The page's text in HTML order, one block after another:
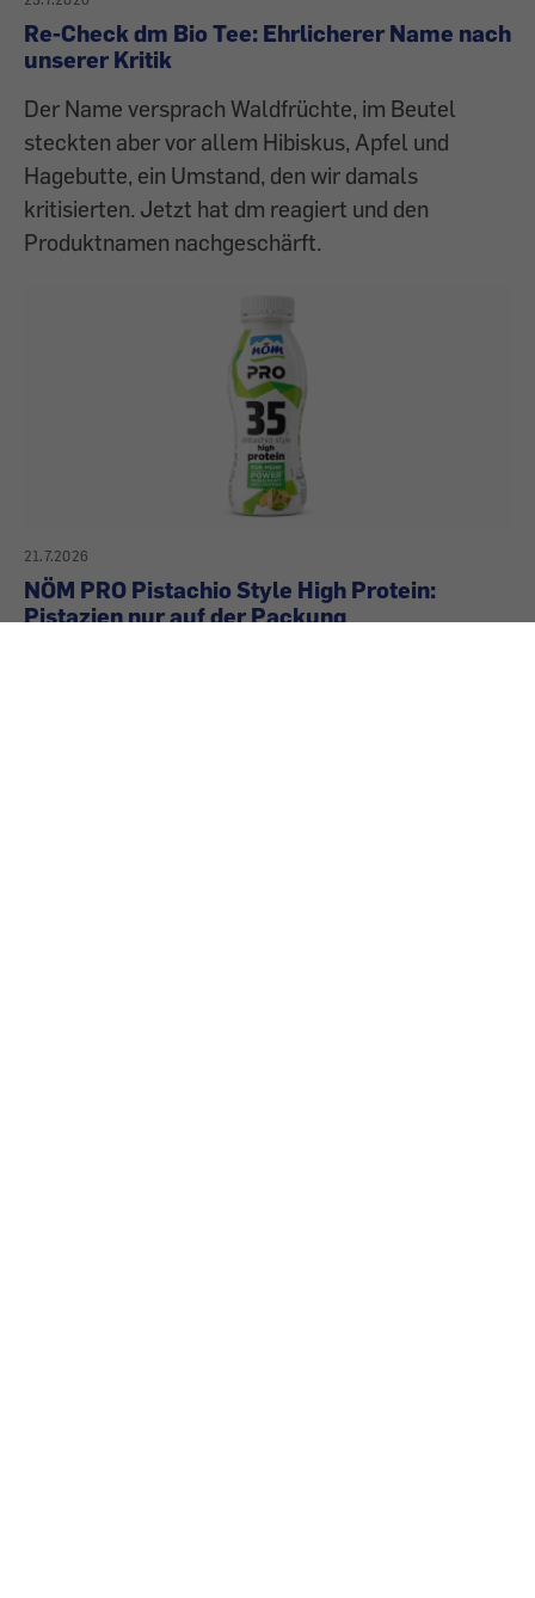
Re-Check dm Bio Tee: Ehrlicherer Name nach
unserer Kritik
Der Name versprach Waldfrüchte, im Beutel
steckten aber vor allem Hibiskus, Apfel und
Hagebutte, ein Umstand, den wir damals
kritisierten. Jetzt hat dm reagiert und den
Produktnamen nachgeschärft.
21.7.2026
NÖM PRO Pistachio Style High Protein:
Pistazien nur auf der Packung